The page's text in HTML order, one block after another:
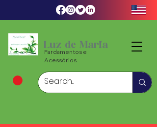
Luz de Maria
Fardamentos e
Acessórios